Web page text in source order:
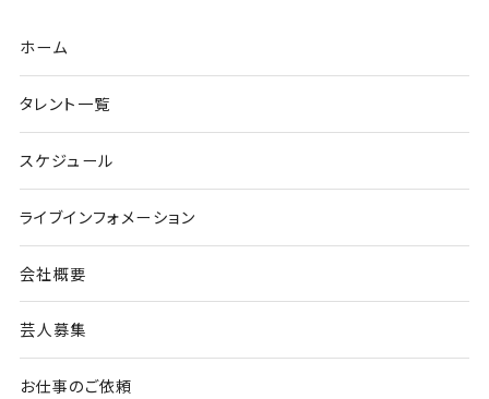
ホーム
タレント一覧
スケジュール
ライブインフォメーション
会社概要
芸人募集
お仕事のご依頼